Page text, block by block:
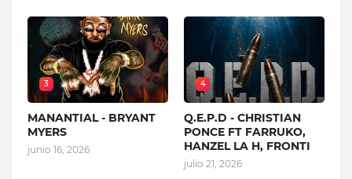
3
MANANTIAL - BRYANT
MYERS
junio 16, 2026
4
Q.E.P.D - CHRISTIAN
PONCE FT FARRUKO,
HANZEL LA H, FRONTI
julio 21, 2026